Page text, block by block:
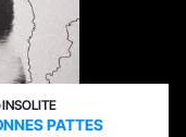
INSOLITE
PATTES